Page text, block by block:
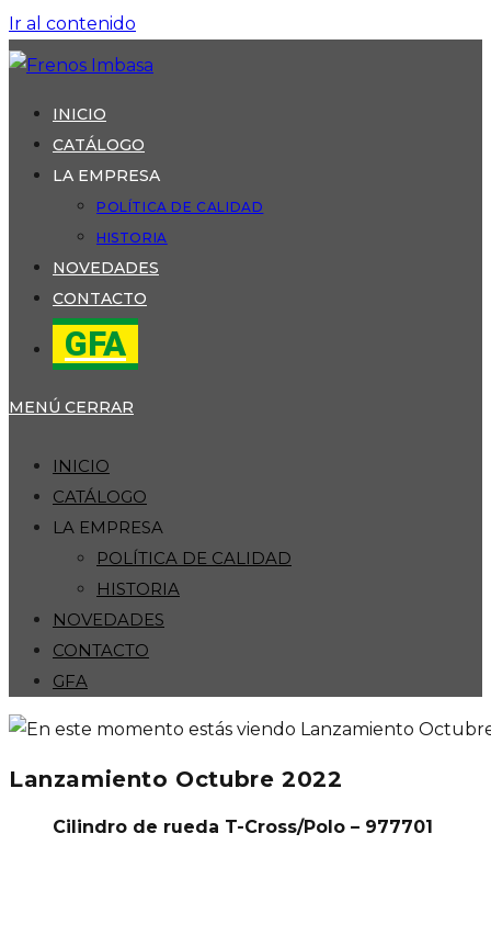
Ir al contenido
INICIO
CATÁLOGO
LA EMPRESA
POLÍTICA DE CALIDAD
HISTORIA
NOVEDADES
CONTACTO
GFA
MENÚ CERRAR
INICIO
CATÁLOGO
LA EMPRESA
POLÍTICA DE CALIDAD
HISTORIA
NOVEDADES
CONTACTO
GFA
Lanzamiento Octubre 2022
Cilindro de rueda T-Cross/Polo – 977701